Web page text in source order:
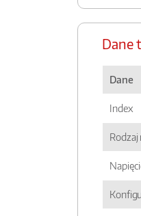
Dane
Dane
Index
Rodzaj